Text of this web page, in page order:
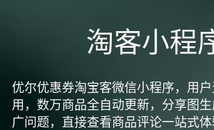
淘客小程
优尔优惠券淘宝客微信小程序，用
用，数万商品全自动更新，分享图
广问题，直接查看商品评论一站式